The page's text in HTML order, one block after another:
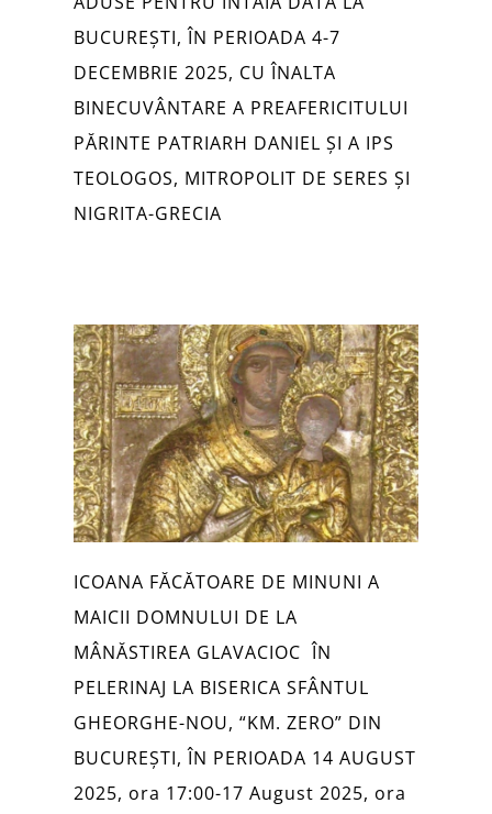
BUCUREȘTI, ÎN PERIOADA 4-7
DECEMBRIE 2025, CU ÎNALTA
BINECUVÂNTARE A PREAFERICITULUI
PĂRINTE PATRIARH DANIEL ȘI A IPS
TEOLOGOS, MITROPOLIT DE SERES ȘI
NIGRITA-GRECIA
ICOANA FĂCĂTOARE DE MINUNI A
MAICII DOMNULUI DE LA
MÂNĂSTIREA GLAVACIOC ÎN
PELERINAJ LA BISERICA SFÂNTUL
GHEORGHE-NOU, “KM. ZERO” DIN
BUCUREȘTI, ÎN PERIOADA 14 AUGUST
2025, ora 17:00-17 August 2025, ora